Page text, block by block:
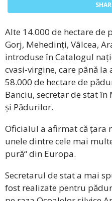
Alte 14.000 de hectare de
Gorj, Mehedinți, Vâlcea,
introduse în Catalogul
cvasi-virgine, care până la
58.000 de hectare de
Banciu, secretar de stat
și Pădurilor.
Oficialul a afirmat că țara
unele dintre cele mai
pură“ din Europa.
Secretarul de stat a mai
fost realizate pentru